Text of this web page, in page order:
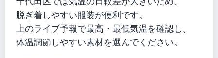
脱ぎ着しやすい服装が便利です。
上のライブ予報で最高・最低気温を確認し、
体温調節しやすい素材を選んでください。